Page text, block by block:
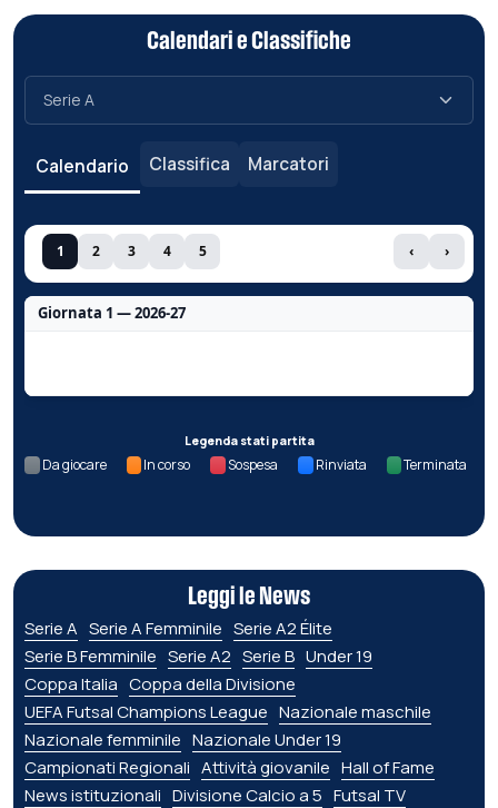
Calendari e Classifiche
Calendario Classifica Marcatori
1 2 3 4 5 ‹ ›
Giornata 1 — 2026-27
Legenda stati partita
Da giocare In corso Sospesa Rinviata Terminata
Leggi le News
Serie A Serie A Femminile Serie A2 Élite
Serie B Femminile Serie A2 Serie B Under 19
Coppa Italia Coppa della Divisione
UEFA Futsal Champions League Nazionale maschile
Nazionale femminile Nazionale Under 19
Campionati Regionali Attività giovanile Hall of Fame
News istituzionali Divisione Calcio a 5 Futsal TV